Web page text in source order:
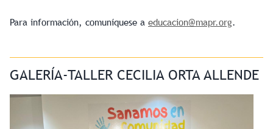
Para información, comuníquese a educacion@mapr.org.
GALERÍA-TALLER CECILIA ORTA ALLENDE